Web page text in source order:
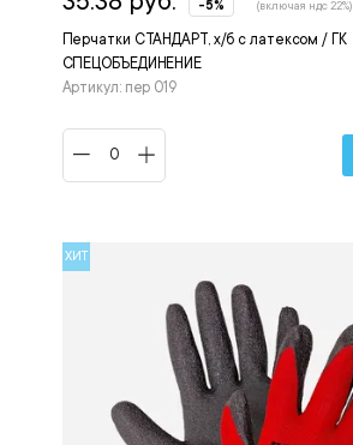
Перчатки СТАНДАРТ, х/б с латексом / ГК
СПЕЦОБЪЕДИНЕНИЕ
Артикул: пер 019
-5% (включая ндс 22%)
ХИТ